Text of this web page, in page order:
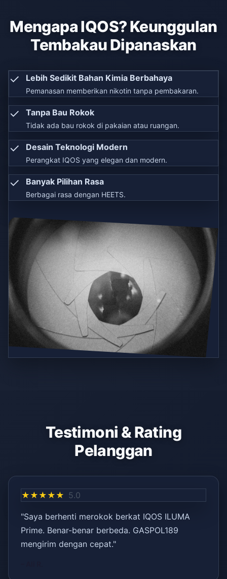
Mengapa IQOS? Keunggulan
Tembakau Dipanaskan
✓ Lebih Sedikit Bahan Kimia Berbahaya
Pemanasan memberikan nikotin tanpa pembakaran.
✓ Tanpa Bau Rokok
Tidak ada bau rokok di pakaian atau ruangan.
✓ Desain Teknologi Modern
Perangkat IQOS yang elegan dan modern.
✓ Banyak Pilihan Rasa
Berbagai rasa dengan HEETS.
Testimoni & Rating
Pelanggan
★★★★★ 5.0
"Saya berhenti merokok berkat IQOS ILUMA
Prime. Benar-benar berbeda. GASPOL189
mengirim dengan cepat."